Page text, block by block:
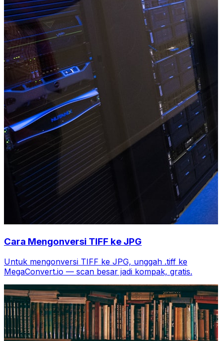
Cara Mengonversi TIFF ke JPG
Untuk mengonversi TIFF ke JPG, unggah .tiff ke
MegaConvert.io — scan besar jadi kompak, gratis.